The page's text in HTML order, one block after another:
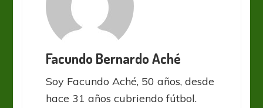
Facundo Bernardo Aché
Soy Facundo Aché, 50 años, desde
hace 31 años cubriendo fútbol.